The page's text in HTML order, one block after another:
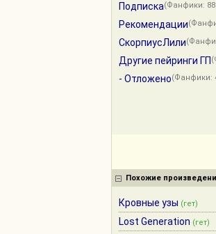
Подписка(Фанфики:
Рекомендации
СкорпиусЛили
Другие пейринги ГП
- Отложено(Фанфики:
Похожие
Кровные узы (гет)
Lost Generation (гет)